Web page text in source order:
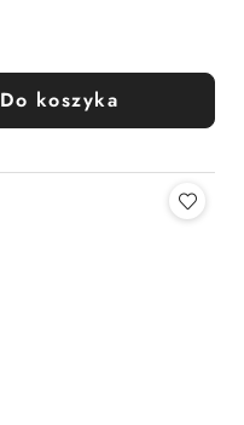
Do koszyka